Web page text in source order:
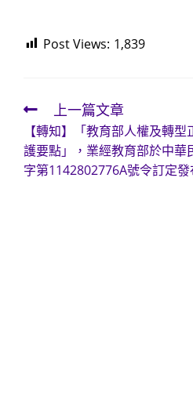
Post Views: 1,839
Read
more
articles
上一篇文章
【轉知】「教育部人權及轉
護要點」，業經教育部於中
字第1142802776A號令訂定發